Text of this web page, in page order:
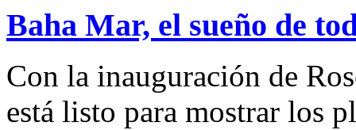
Baha Mar, el sueño de
Con la inauguración de
está listo para mostrar los